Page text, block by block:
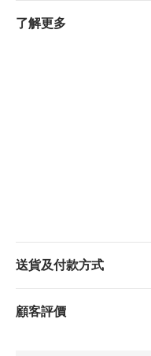
了解更多
送貨及付款方式
顧客評價